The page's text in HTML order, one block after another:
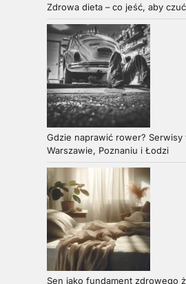
Zdrowa dieta – co jeść, aby
Gdzie naprawić rower? Serwisy
Warszawie, Poznaniu i Łodzi
Sen jako fundament zdrowego